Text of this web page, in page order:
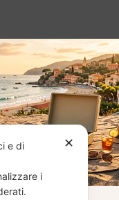
usati
✕
e di
i